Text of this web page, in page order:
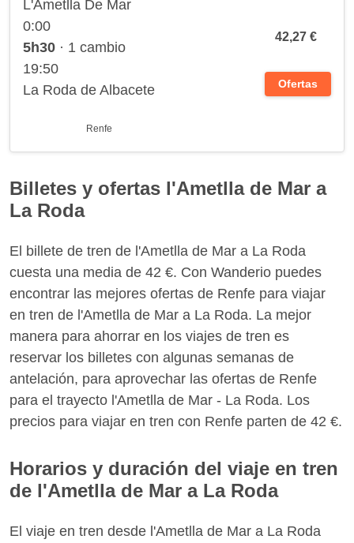
L'Ametlla De Mar
0:00
5h30 · 1 cambio
19:50
La Roda de Albacete
Renfe
42,27 €
Ofertas
Billetes y ofertas l'Ametlla de Mar a
La Roda
El billete de tren de l'Ametlla de Mar a La Roda
cuesta una media de 42 €. Con Wanderio puedes
encontrar las mejores ofertas de Renfe para viajar
en tren de l'Ametlla de Mar a La Roda. La mejor
manera para ahorrar en los viajes de tren es
reservar los billetes con algunas semanas de
antelación, para aprovechar las ofertas de Renfe
para el trayecto l'Ametlla de Mar - La Roda. Los
precios para viajar en tren con Renfe parten de 42 €.
Horarios y duración del viaje en tren
de l'Ametlla de Mar a La Roda
El viaje en tren desde l'Ametlla de Mar a La Roda